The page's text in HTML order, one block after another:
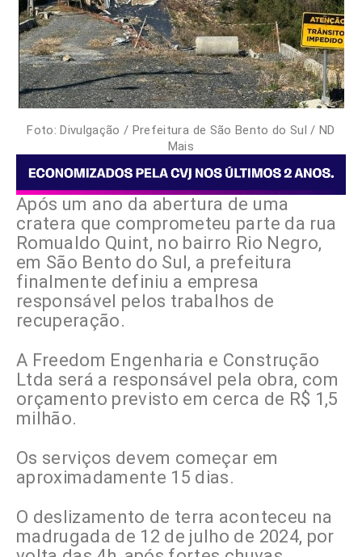
Foto: Divulgação / Prefeitura de São Bento do Sul / ND
Mais
Após um ano da abertura de uma
cratera que comprometeu parte da rua
Romualdo Quint, no bairro Rio Negro,
em São Bento do Sul, a prefeitura
finalmente definiu a empresa
responsável pelos trabalhos de
recuperação.
A Freedom Engenharia e Construção
Ltda será a responsável pela obra, com
orçamento previsto em cerca de R$ 1,5
milhão.
Os serviços devem começar em
aproximadamente 15 dias.
O deslizamento de terra aconteceu na
madrugada de 12 de julho de 2024, por